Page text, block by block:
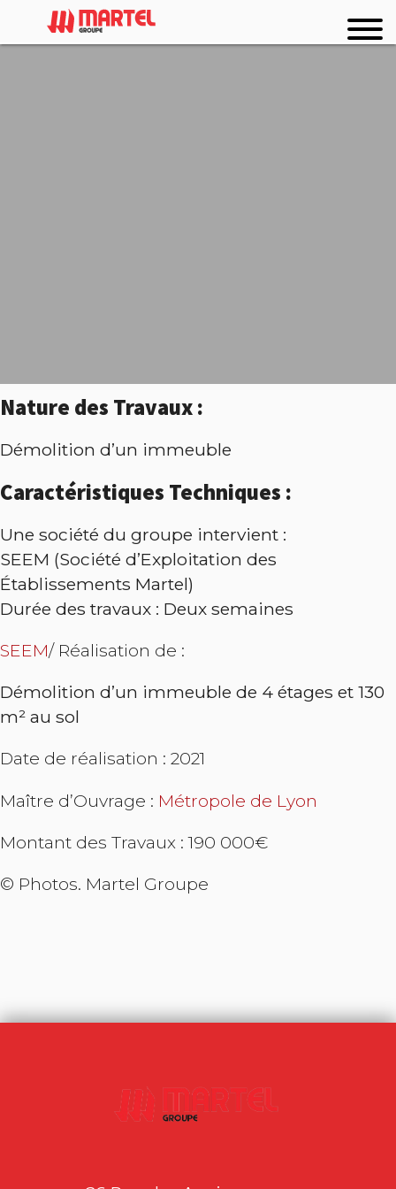
Nature des Travaux :
Démolition d’un immeuble
Caractéristiques Techniques :
Une société du groupe intervient :
SEEM (Société d’Exploitation des
Établissements Martel)
Durée des travaux : Deux semaines
SEEM/ Réalisation de :
Démolition d’un immeuble de 4 étages et 130
m² au sol
Date de réalisation : 2021
Maître d’Ouvrage : Métropole de Lyon
Montant des Travaux : 190 000€
© Photos. Martel Groupe